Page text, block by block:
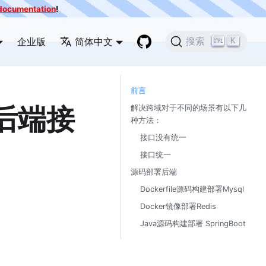
!
企业版 简体中文 搜索 K
端接
前言
解决跨域对于不同的场景有以下几
种方法：
接口没有统一
接口统一
源码部署后端
Dockerfile源码构建部署Mysql
Docker镜像部署Redis
Java源码构建部署 SpringBoot